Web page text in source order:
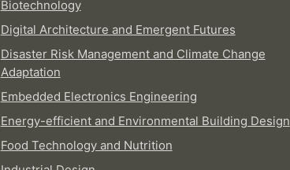
Biotechnology
Digital Architecture and Emergent Futures
Disaster Risk Management and Climate Change
Adaptation
Embedded Electronics Engineering
Energy-efficient and Environmental Building Design
Food Technology and Nutrition